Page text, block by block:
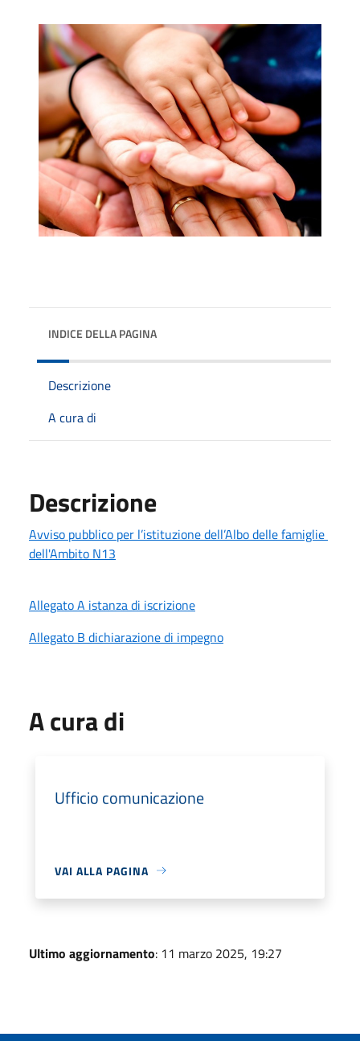
INDICE DELLA PAGINA
Descrizione
A cura di
Descrizione
Avviso pubblico per l’istituzione dell’Albo delle famiglie
dell'Ambito N13
Allegato A istanza di iscrizione
Allegato B dichiarazione di impegno
A cura di
Ufficio comunicazione
VAI ALLA PAGINA
Ultimo aggiornamento: 11 marzo 2025, 19:27